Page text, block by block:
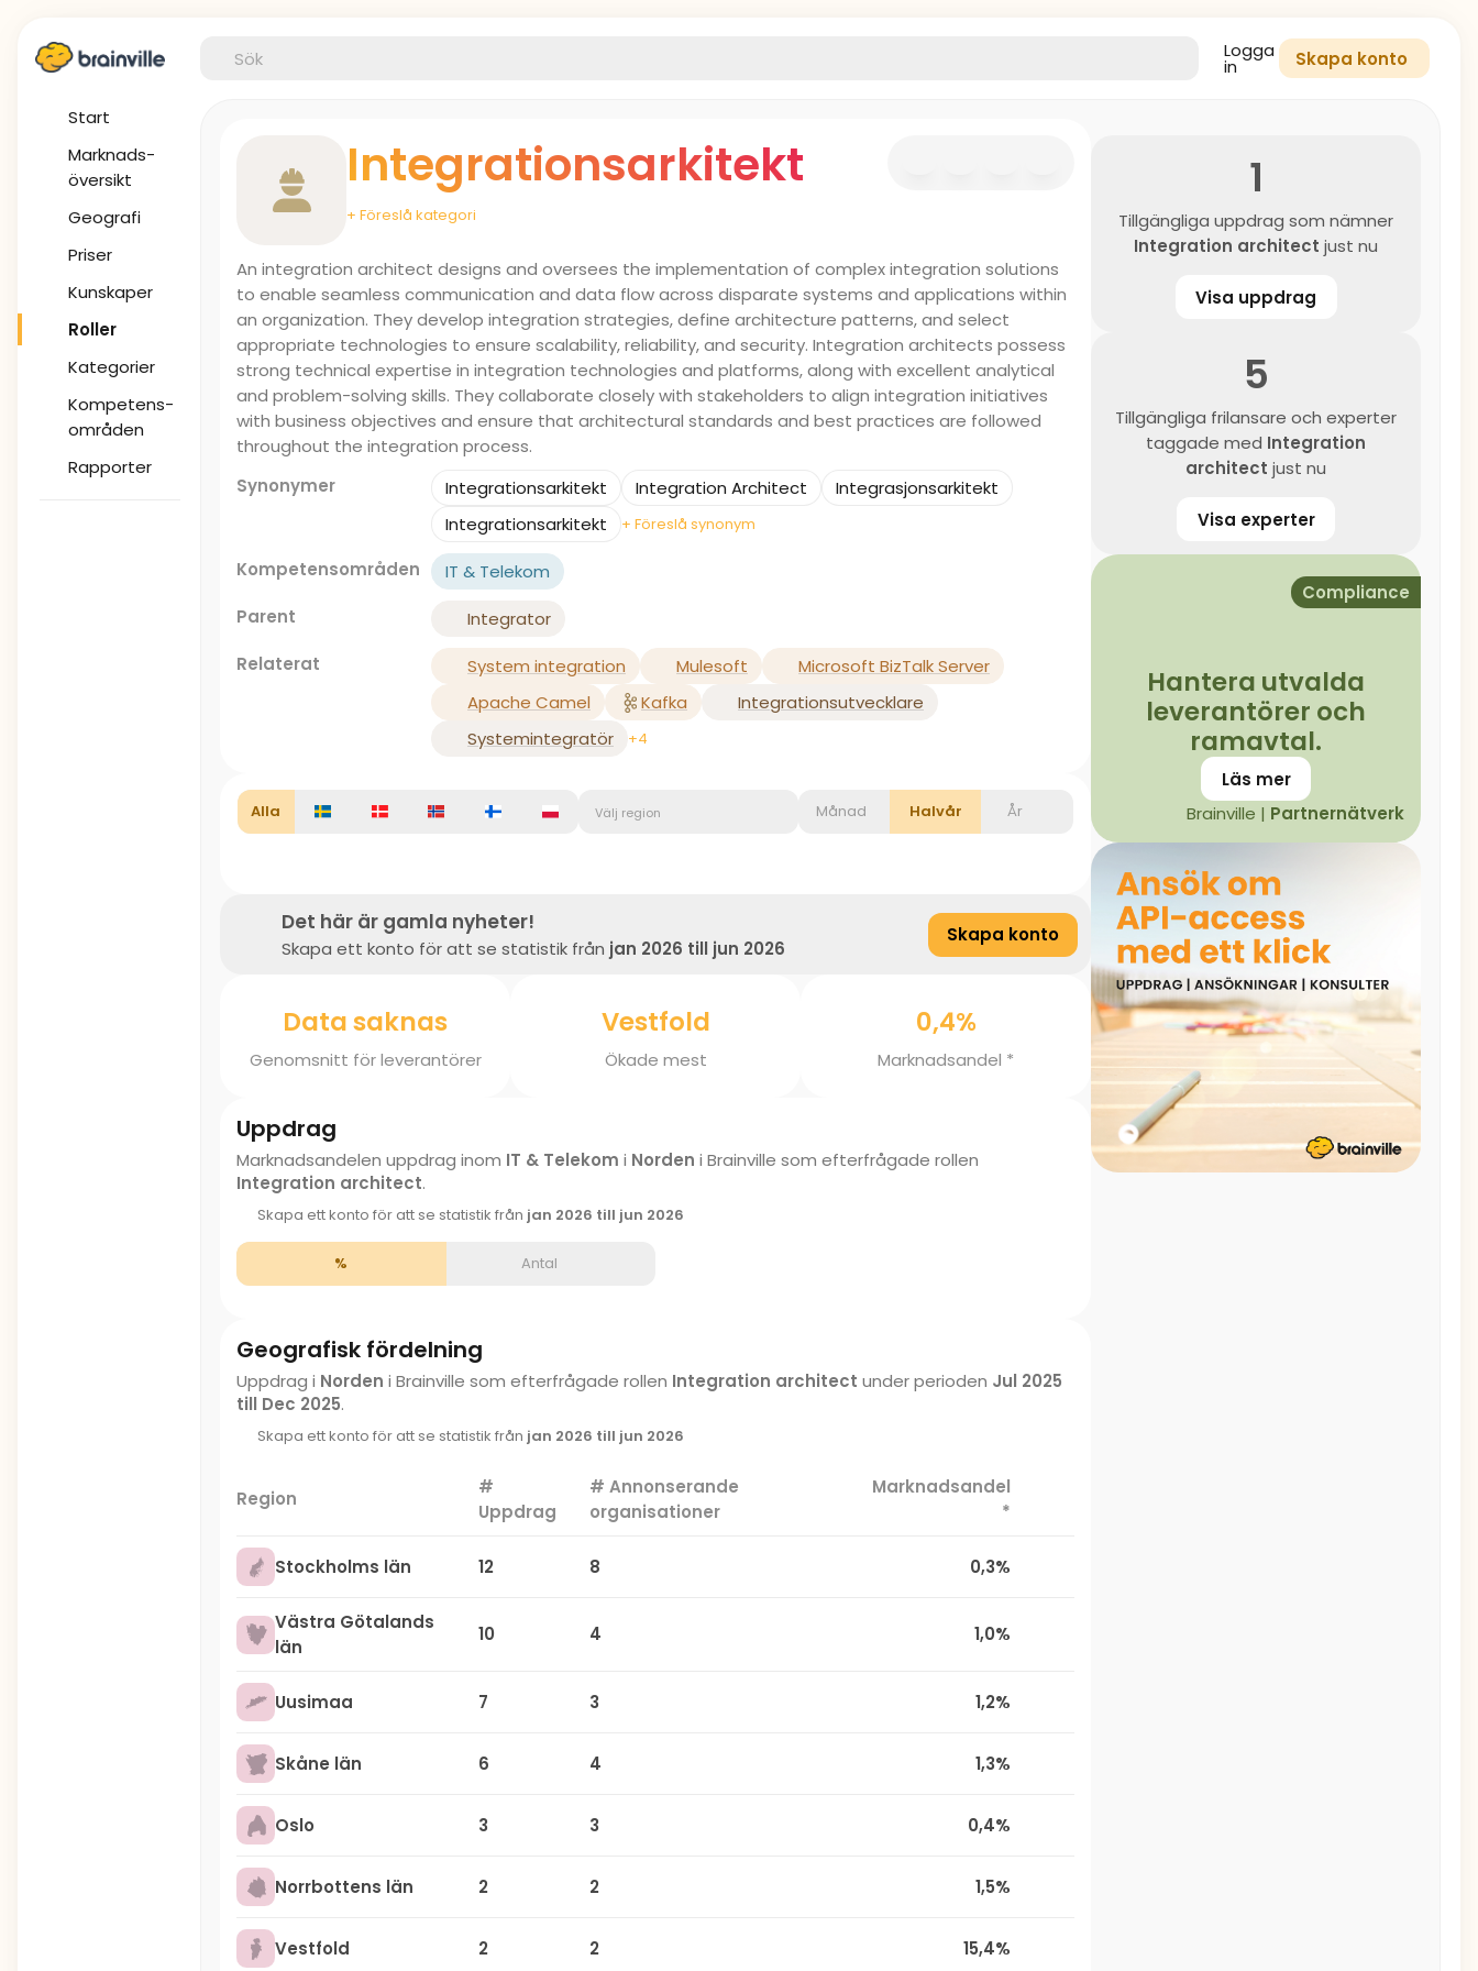
Start
Marknads-
översikt
Geografi
Priser
Kunskaper
Roller
Kategorier
Kompetens-
områden
Rapporter
Logga
in Skapa konto
Integrationsarkitekt
+ Föreslå kategori
An integration architect designs and oversees the implementation of complex integration solutions
to enable seamless communication and data flow across disparate systems and applications within
an organization. They develop integration strategies, define architecture patterns, and select
appropriate technologies to ensure scalability, reliability, and security. Integration architects possess
strong technical expertise in integration technologies and platforms, along with excellent analytical
and problem-solving skills. They collaborate closely with stakeholders to align integration initiatives
with business objectives and ensure that architectural standards and best practices are followed
throughout the integration process.
Synonymer
Integrationsarkitekt Integration Architect
Integrasjonsarkitekt
Integrationsarkitekt
+ Föreslå synonym
Kompetensområden
IT & Telekom
Parent
Integrator
Relaterat
System integration Mulesoft
Microsoft BizTalk Server
Apache Camel
Kafka
Integrationsutvecklare
Systemintegratör
+4
Alla Välj region Månad Halvår År
Det här är gamla nyheter!
Skapa ett konto för att se statistik från jan 2026 till jun 2026
Skapa konto
Data saknas
Genomsnitt för leverantörer
Vestfold
Ökade mest
0,4%
Marknadsandel *
Uppdrag
Marknadsandelen uppdrag inom IT & Telekom i Norden i Brainville som efterfrågade rollen
Integration architect.
Skapa ett konto för att se statistik från jan 2026 till jun 2026
% Antal
Geografisk fördelning
Uppdrag i Norden i Brainville som efterfrågade rollen Integration architect under perioden Jul 2025
till Dec 2025.
Skapa ett konto för att se statistik från jan 2026 till jun 2026
Region
#
Uppdrag
# Annonserande
organisationer
Marknadsandel
*
Stockholms län 12 8 0,3%
Västra Götalands
län
10 4 1,0%
Uusimaa 7 3 1,2%
Skåne län 6 4 1,3%
Oslo 3 3 0,4%
Norrbottens län 2 2 1,5%
Vestfold 2 2 15,4%
1
Tillgängliga uppdrag som nämner
Integration architect just nu
Visa uppdrag
5
Tillgängliga frilansare och experter
taggade med Integration
architect just nu
Visa experter
Compliance
Hantera utvalda
leverantörer och
ramavtal.
Läs mer
Brainville | Partnernätverk